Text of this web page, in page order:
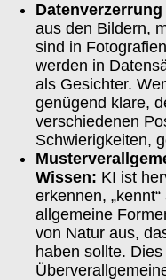
aus den Bildern,
sind in
werden in
als Gesichter.
genügend klare,
verschiedenen
Schwierigkeiten,
Wissen: KI ist
erkennen,
allgemeine
von Natur aus,
haben sollte.